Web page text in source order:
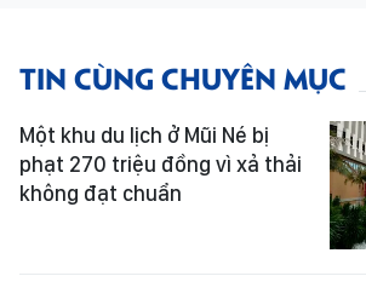
TIN CÙNG CHUYÊN MỤC
Một khu du lịch ở Mũi Né bị
phạt 270 triệu đồng vì xả thải
không đạt chuẩn